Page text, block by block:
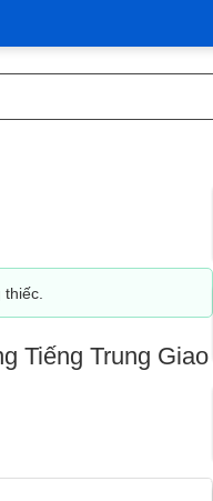
Tiếng Trung Giao